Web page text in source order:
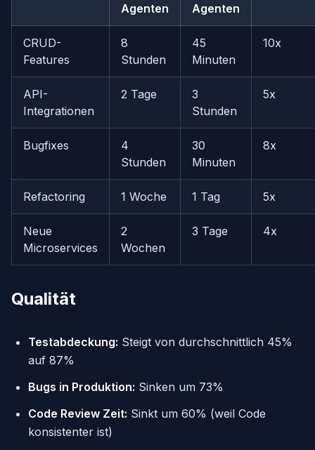
Agenten
Agenten
CRUD-
Features
8
Stunden
45
Minuten
10x
API-
Integrationen
2 Tage
3
Stunden
5x
Bugfixes
4
Stunden
30
Minuten
8x
Refactoring 1 Woche 1 Tag 5x
Neue
Microservices
2
Wochen
3 Tage 4x
Qualität
Testabdeckung: Steigt von durchschnittlich 45%
auf 87%
Bugs in Produktion: Sinken um 73%
Code Review Zeit: Sinkt um 60% (weil Code
konsistenter ist)